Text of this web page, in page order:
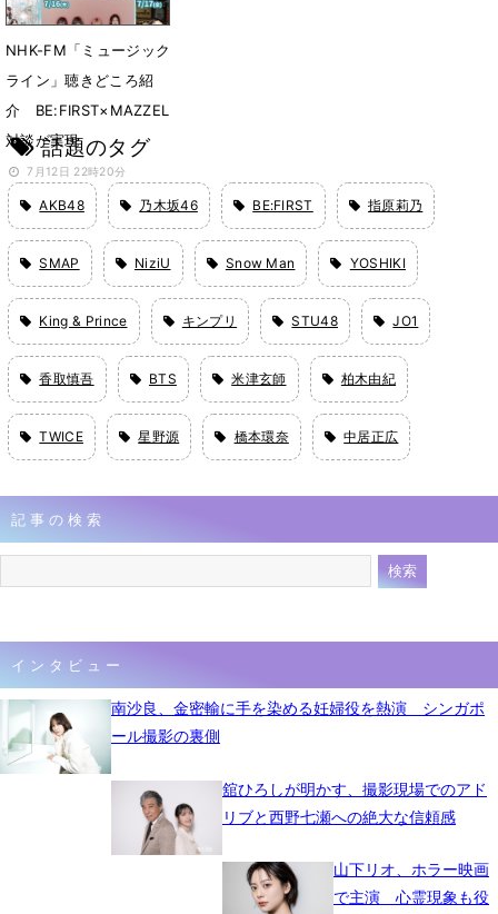
NHK-FM「ミュージック
ライン」聴きどころ紹
介 BE:FIRST×MAZZEL
対談が実現
7月12日 22時20分
話題のタグ
AKB48 乃木坂46 BE:FIRST 指原莉乃
SMAP NiziU Snow Man YOSHIKI
King & Prince キンプリ STU48 JO1
香取慎吾 BTS 米津玄師 柏木由紀
TWICE 星野源 橋本環奈 中居正広
記事の検索
インタビュー
南沙良、金密輸に手を染める妊婦役を熱演 シンガポ
ール撮影の裏側
舘ひろしが明かす、撮影現場でのアド
リブと西野七瀬への絶大な信頼感
山下リオ、ホラー映画
で主演 心霊現象も役